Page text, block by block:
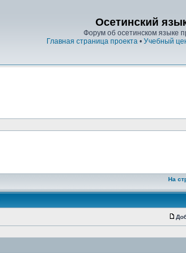
Осетинский
Форум об осетинском языке
Главная страница проекта • Учебный
На